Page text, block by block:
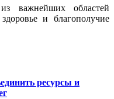
важнейших областей
и благополучие
ресурсы и